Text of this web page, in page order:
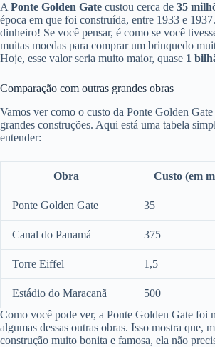
A Ponte Golden Gate custou cerca de 35
época em que foi construída, entre 1933 e
dinheiro! Se você pensar, é como se você
muitas moedas para comprar um brinquedo
Hoje, esse valor seria muito maior, quase 1
Comparação com outras grandes obras
Vamos ver como o custo da Ponte Golden
grandes construções. Aqui está uma tabela
entender:
Obra Custo (em
Ponte Golden Gate 35
Canal do Panamá 375
Torre Eiffel 1,5
Estádio do Maracanã
500
Como você pode ver, a Ponte Golden Gate foi
algumas dessas outras obras. Isso mostra que,
construção muito bonita e famosa, ela não